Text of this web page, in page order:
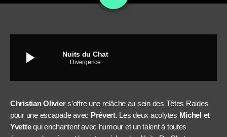
play_arrow Nuits du Chat
Divergence
Christian Oliviers’offre une relâche au sein des Têtes Raides
pour une escapade avec Prévert.Les deux acolytes Michel et
Yvettequi enchantent avec humour et un talent à toutes